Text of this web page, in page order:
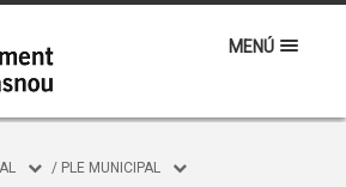
MENÚ
/ PLE MUNICIPAL